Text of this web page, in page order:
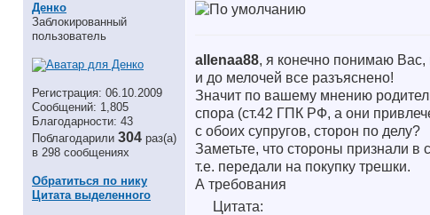
Денко
Заблокированный
пользователь
Регистрация: 06.10.2009
Сообщений: 1,805
Благодарности: 43
Поблагодарили 304 раз(а)
в 298 сообщениях
Обратиться по нику
Цитата выделенного
allenaa88, я конечно понимаю
и до мелочей все разъяснено!
Значит по вашему мнению
спора (ст.42 ГПК РФ, а они
с обоих супругов, сторон по делу?
Заметьте, что стороны признали
т.е. передали на покупку трешки.
А требования
Цитата: